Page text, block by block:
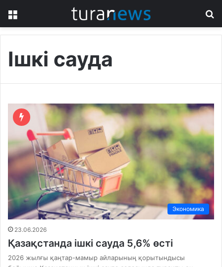
Ішкі сауда
Экономика
23.06.2026
Қазақстанда ішкі сауда 5,6% өсті
2026 жылғы қаңтар-мамыр айларының қорытындысы